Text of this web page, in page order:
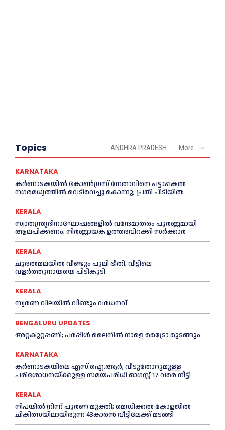
Topics ANDHRA PRADESH More
KARNATAKA
കർണാടകയിൽ കോണ്‍ഗ്രസ് നേതാവിനെ പട്ടാപ്പകല്‍
നഗരമധ്യത്തില്‍ വെടിവെച്ചു കൊന്നു; പ്രതി പിടിയില്‍
KERALA
സ്വാതന്ത്ര്യദിനാഘോഷങ്ങളില്‍ വന്ദേമാതരം പൂര്‍ണ്ണമായി
ആലപിക്കണം; നിര്‍ണ്ണായക ഉത്തരവിറക്കി സര്‍ക്കാര്‍
KERALA
ചൂരല്‍മലയില്‍ വീണ്ടും പുലി ഭീതി; വീട്ടിലെ
വളര്‍ത്തുനായയെ പിടികൂടി
KERALA
സ്വർണ വിലയില്‍ വീണ്ടും വർധനവ്
BENGALURU UPDATES
അറ്റകുറ്റപ്പണി; പർപ്പിൾ ലൈനില്‍ നാളെ മെട്രോ മുടങ്ങും
KARNATAKA
കർണാടകയിലെ എസ്.ഐ.ആർ; വീടുതോറുമുള്ള
പരിശോധനയ്ക്കുള്ള സമയപരിധി ഓഗസ്റ്റ് 17 വരെ നീട്ടി
KERALA
നിപയില്‍ നിന്ന് പൂര്‍ണ മുക്തി; മെഡിക്കല്‍ കോളജില്‍
ചികിത്സയിലായിരുന്ന 43കാരന്‍ വീട്ടിലേക്ക് മടങ്ങി